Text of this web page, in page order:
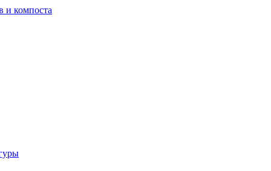
и компоста